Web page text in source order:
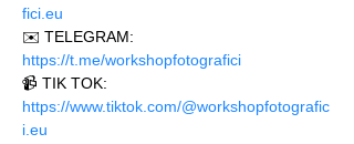
fici.eu
✉️ TELEGRAM:
https://t.me/workshopfotografici
📹 TIK TOK:
https://www.tiktok.com/@workshopfotografic
i.eu